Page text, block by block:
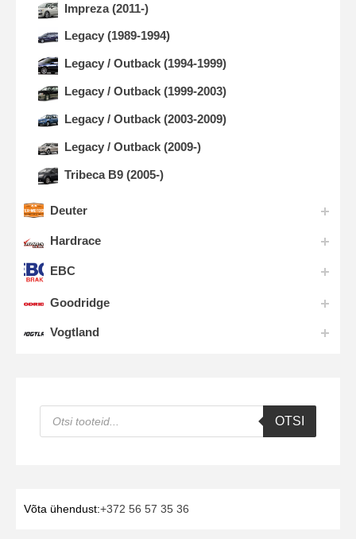
Impreza (2011-)
Legacy (1989-1994)
Legacy / Outback (1994-1999)
Legacy / Outback (1999-2003)
Legacy / Outback (2003-2009)
Legacy / Outback (2009-)
Tribeca B9 (2005-)
Deuter
Hardrace
EBC
Goodridge
Vogtland
Products
search
OTSI
Võta ühendust:+372 56 57 35 36